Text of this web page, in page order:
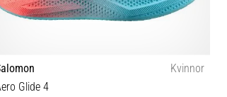
Kvinnor
Glide 4